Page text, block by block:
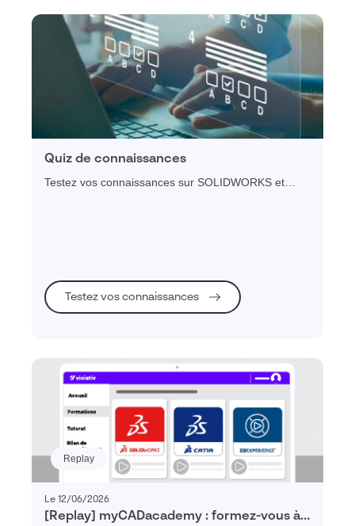
Quiz de connaissances
Testez vos connaissances sur SOLIDWORKS et
Testez vos connaissances
Replay
Le 12/06/2026
[Replay] myCADacademy : formez-vous à